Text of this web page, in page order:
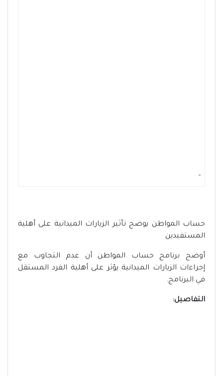
-
حساب المواطن يوضح تأثير الزيارات الميدانية على أهلية
المستفيدين
أوضح برنامج حساب المواطن أن عدم التجاوب مع
إجراءات الزيارات الميدانية يؤثر على أهلية الفرد المستقل
في البرنامج.
التفاصيل: